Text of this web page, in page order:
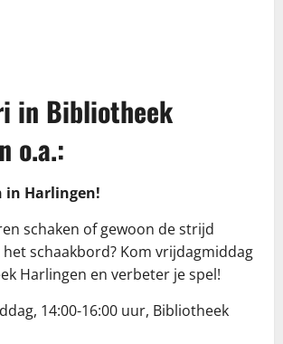
in Bibliotheek
o.a.:
in Harlingen!
schaken of gewoon de strijd
schaakbord? Kom vrijdagmiddag
Harlingen en verbeter je spel!
14:00-16:00 uur, Bibliotheek